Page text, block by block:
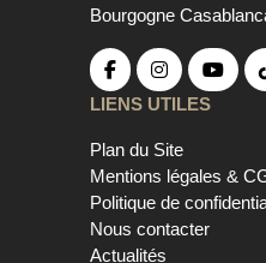
Bourgogne
LIENS UTILES
Plan du Site
Mentions légales &
Politique de
Nous contacter
Actualités